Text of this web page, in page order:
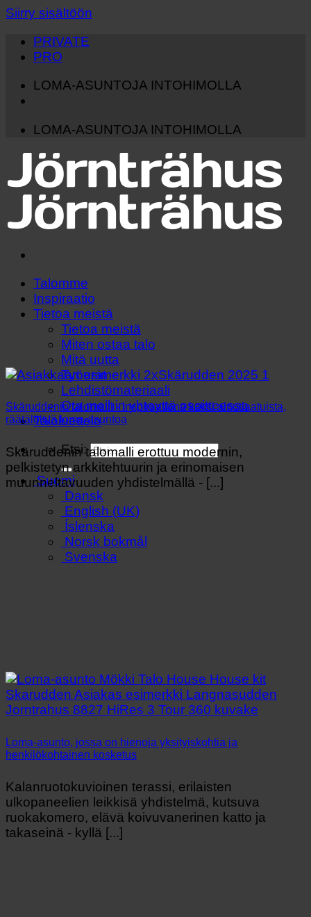
Siirry sisältöön
PRIVATE
PRO
LOMA-ASUNTOJA INTOHIMOLLA
LOMA-ASUNTOJA INTOHIMOLLA
Talomme
Inspiraatio
Tietoa meistä
Tietoa meistä
Miten ostaa talo
Mitä uutta
Työurat
Lehdistömateriaali
Ota meihin yhteyttä osoitteessa
Taloluettelo
Etsi:
Suomi
Dansk
English (UK)
Íslenska
Norsk bokmål
Svenska
Skäruddenin talomalli - inspiraationa kaksi ainutlaatuista,
räätälöityä loma-asuntoa
Skäruddenin talomalli erottuu modernin,
pelkistetyn arkkitehtuurin ja erinomaisen
muunneltavuuden yhdistelmällä - [...]
Loma-asunto, jossa on hienoja yksityiskohtia ja
henkilökohtainen kosketus
Kalanruotokuvioinen terassi, erilaisten
ulkopaneelien leikkisä yhdistelmä, kutsuva
ruokakomero, elävä koivuvanerinen katto ja
takaseinä - kyllä [...]